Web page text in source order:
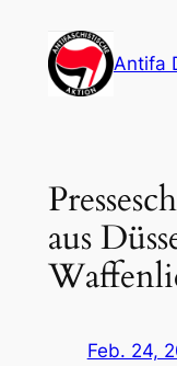
Inhalt
springen
Antifa
aus
Feb. 24,